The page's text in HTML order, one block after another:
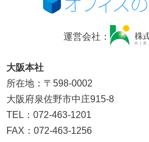
運営会社：
大阪本社
所在地：〒598-0002
大阪府泉佐野市中庄915-8
TEL：072-463-1201
FAX：072-463-1256